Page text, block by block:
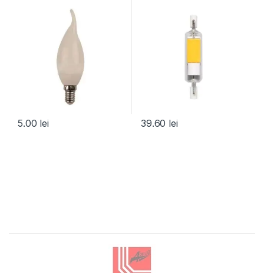
5.00 lei 39.60 lei